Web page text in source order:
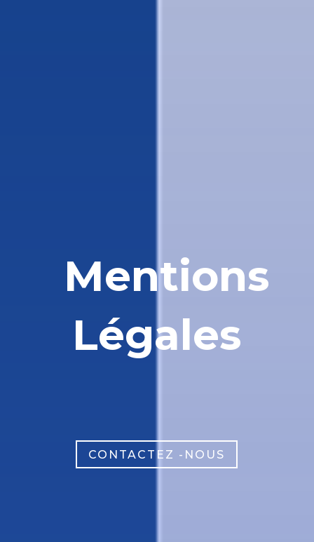
Mentions
Légales
CONTACTEZ -NOUS